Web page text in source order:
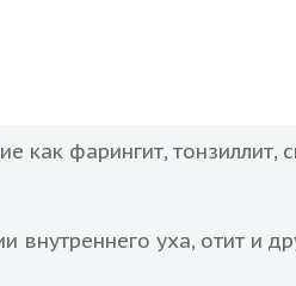
фарингит, тонзиллит,
уха, отит и